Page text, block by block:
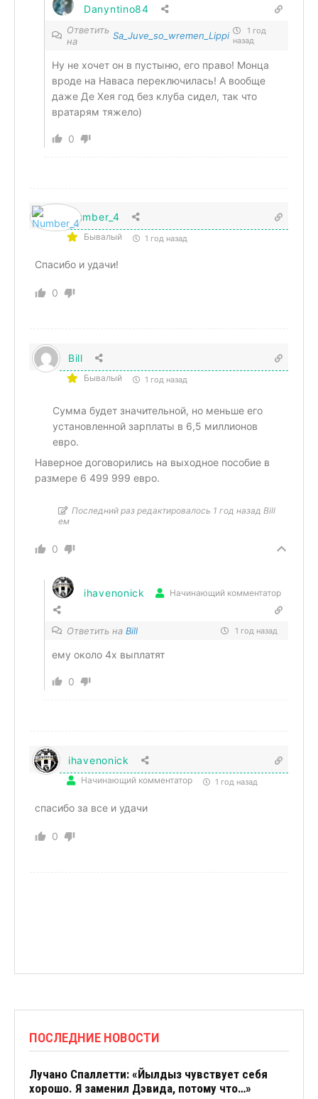
Danyntino84
Ответить
на
Sa_Juve_so_wremen_Lippi
1 год
назад
Ну не хочет он в пустыню, его право! Монца
вроде на Наваса переключилась! А вообще
даже Де Хея год без клуба сидел, так что
вратарям тяжело)
0
Number_4
Бывалый 1 год назад
Спасибо и удачи!
0
Bill
Бывалый 1 год назад
Сумма будет значительной, но меньше его
установленной зарплаты в 6,5 миллионов
евро.
Наверное договорились на выходное пособие в
размере 6 499 999 евро.
Последний раз редактировалось 1 год назад Bill
ем
0
ihavenonick Начинающий комментатор
Ответить на Bill 1 год назад
ему около 4х выплатят
0
ihavenonick
Начинающий комментатор 1 год назад
спасибо за все и удачи
0
ПОСЛЕДНИЕ НОВОСТИ
Лучано Спаллетти: «Йылдыз чувствует себя
хорошо. Я заменил Дэвида, потому что…»